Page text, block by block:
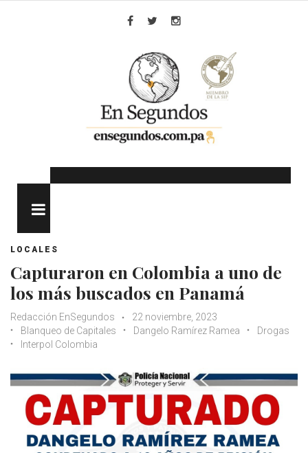
LOCALES
Capturaron en Colombia a uno de
los más buscados en Panamá
Redacción EnSegundos
22 noviembre, 2023
Blanqueo de Capitales
Dangelo Ramírez Ramea
Drogas
Interpol Colombia